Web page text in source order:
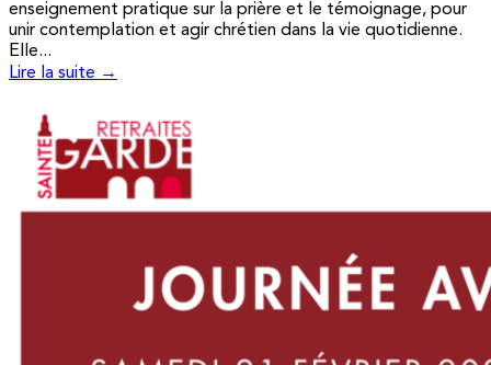
enseignement pratique sur la prière et le témoignage, pour
unir contemplation et agir chrétien dans la vie quotidienne.
Elle...
Lire la suite →